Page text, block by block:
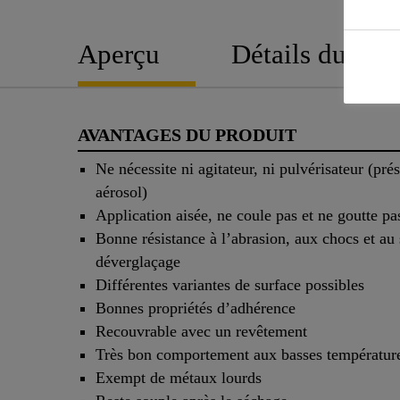
Aperçu Détails du
AVANTAGES DU PRODUIT
Ne nécessite ni agitateur, ni pulvérisateur
aérosol)
Application aisée, ne coule pas et ne goutte
Bonne résistance à l’abrasion, aux chocs et au
déverglaçage
Différentes variantes de surface possibles
Bonnes propriétés d’adhérence
Recouvrable avec un revêtement
Très bon comportement aux basses
Exempt de métaux lourds